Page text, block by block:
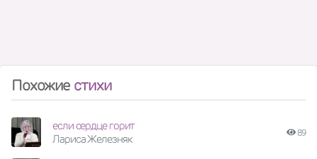
Похожие стихи
если сердце горит
Лариса Железняк
89